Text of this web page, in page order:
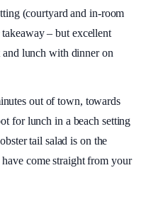
(courtyard and in-room
– but excellent
lunch with dinner on
out of town, towards
for lunch in a beach setting
tail salad is on the
come straight from your